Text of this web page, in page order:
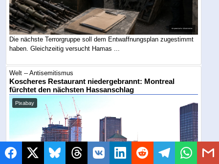
Die nächste Terrorgruppe soll dem Entwaffnungsplan zugestimmt
haben. Gleichzeitig versucht Hamas ...
Welt -- Antisemitismus
Koscheres Restaurant niedergebrannt: Montreal
fürchtet den nächsten Hassanschlag
Pixabay